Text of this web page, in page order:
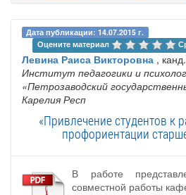
Дата публикации: 14.07.2015 г.
Оцените материал
Левина Раиса Викторовна ,
Институт педагогики и
«Петрозаводский
Карелия Респ
«Привлечение студентов к
профориентации
В работе
совместной работы